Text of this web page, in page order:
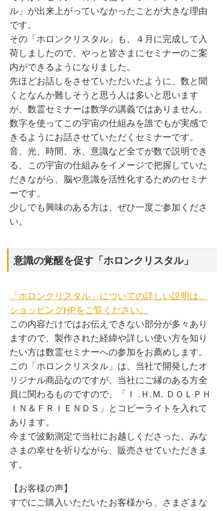
ル」が出来上がっていなかったことが大きな理由
です。
その「ホロンクリスタル」も、４月に完成して入
荷しましたので、やっと皆さまにセミナーのご案
内ができるようになりました。
先ほどお話しをさせていただいたように、数と聞
くとなんか難しそうと思う人は多いと思います
が、数霊セミナーは数学の講義ではありません。
数字を使ってこの宇宙の仕組みを誰でもが実感で
きるようにお話させていただくセミナーです。
音、光、時間、水、意識など全てが数で説明でき
る、この宇宙の仕組みをイメージで把握していた
だきながら、脳や意識を活性化するためのセミナ
ーです。
少しでも興味のある方は、ぜひ一度ご参加くださ
い。
意識の覚醒を促す「ホロンクリスタル」
「ホロンクリスタル」についての詳しい説明は、
ショッピングHPをご覧ください。
この内容だけではお伝えできない部分が多々あり
ますので、製作された経緯や詳しい使い方を知り
たい方は数霊セミナーへの参加をお薦めします。
この「ホロンクリスタル」は、当社で開発したオ
リジナル商品なのですが、当社にご縁のある方全
員に関わるものですので、「Ｉ .Ｈ.Ｍ. ＤＯＬＰＨ
ＩＮ＆ＦＲＩＥＮＤＳ」とコピーライトを入れて
あります。
今まで波動測定で当社にお越しくださった、みな
さまの幸せを祈りながら、販売させていただきま
す。
【お客様の声】
すでにご購入いただいたお客様から、さまざまな